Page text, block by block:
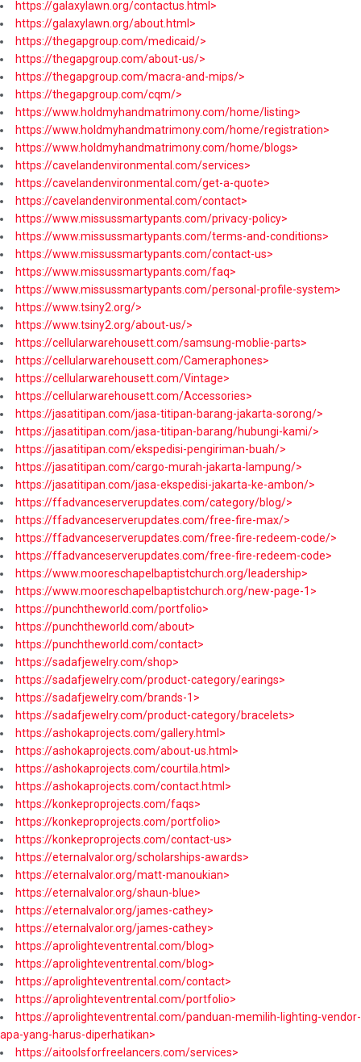
https://galaxylawn.org/contactus.html>
https://galaxylawn.org/about.html>
https://thegapgroup.com/medicaid/>
https://thegapgroup.com/about-us/>
https://thegapgroup.com/macra-and-mips/>
https://thegapgroup.com/cqm/>
https://www.holdmyhandmatrimony.com/home/listing>
https://www.holdmyhandmatrimony.com/home/registration>
https://www.holdmyhandmatrimony.com/home/blogs>
https://cavelandenvironmental.com/services>
https://cavelandenvironmental.com/get-a-quote>
https://cavelandenvironmental.com/contact>
https://www.missussmartypants.com/privacy-policy>
https://www.missussmartypants.com/terms-and-conditions>
https://www.missussmartypants.com/contact-us>
https://www.missussmartypants.com/faq>
https://www.missussmartypants.com/personal-profile-system>
https://www.tsiny2.org/>
https://www.tsiny2.org/about-us/>
https://cellularwarehousett.com/samsung-moblie-parts>
https://cellularwarehousett.com/Cameraphones>
https://cellularwarehousett.com/Vintage>
https://cellularwarehousett.com/Accessories>
https://jasatitipan.com/jasa-titipan-barang-jakarta-sorong/>
https://jasatitipan.com/jasa-titipan-barang/hubungi-kami/>
https://jasatitipan.com/ekspedisi-pengiriman-buah/>
https://jasatitipan.com/cargo-murah-jakarta-lampung/>
https://jasatitipan.com/jasa-ekspedisi-jakarta-ke-ambon/>
https://ffadvanceserverupdates.com/category/blog/>
https://ffadvanceserverupdates.com/free-fire-max/>
https://ffadvanceserverupdates.com/free-fire-redeem-code/>
https://ffadvanceserverupdates.com/free-fire-redeem-code>
https://www.mooreschapelbaptistchurch.org/leadership>
https://www.mooreschapelbaptistchurch.org/new-page-1>
https://punchtheworld.com/portfolio>
https://punchtheworld.com/about>
https://punchtheworld.com/contact>
https://sadafjewelry.com/shop>
https://sadafjewelry.com/product-category/earings>
https://sadafjewelry.com/brands-1>
https://sadafjewelry.com/product-category/bracelets>
https://ashokaprojects.com/gallery.html>
https://ashokaprojects.com/about-us.html>
https://ashokaprojects.com/courtila.html>
https://ashokaprojects.com/contact.html>
https://konkeproprojects.com/faqs>
https://konkeproprojects.com/portfolio>
https://konkeproprojects.com/contact-us>
https://eternalvalor.org/scholarships-awards>
https://eternalvalor.org/matt-manoukian>
https://eternalvalor.org/shaun-blue>
https://eternalvalor.org/james-cathey>
https://eternalvalor.org/james-cathey>
https://aprolighteventrental.com/blog>
https://aprolighteventrental.com/blog>
https://aprolighteventrental.com/contact>
https://aprolighteventrental.com/portfolio>
https://aprolighteventrental.com/panduan-memilih-lighting-vendor-
apa-yang-harus-diperhatikan>
https://aitoolsforfreelancers.com/services>